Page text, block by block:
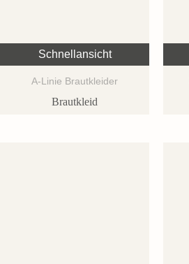
Schnellansicht
A-Linie Brautkleider
Brautkleid